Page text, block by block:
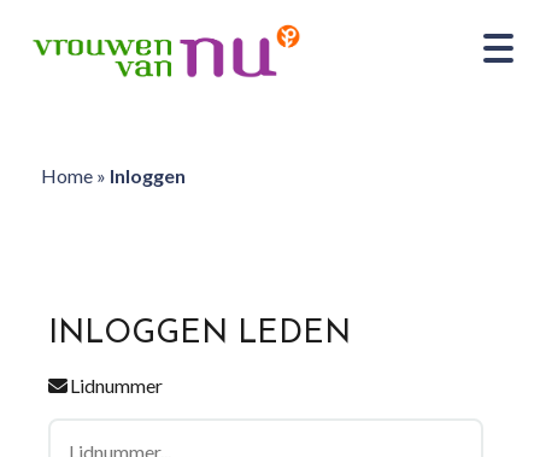
Home» Inloggen
INLOGGEN LEDEN
Lidnummer